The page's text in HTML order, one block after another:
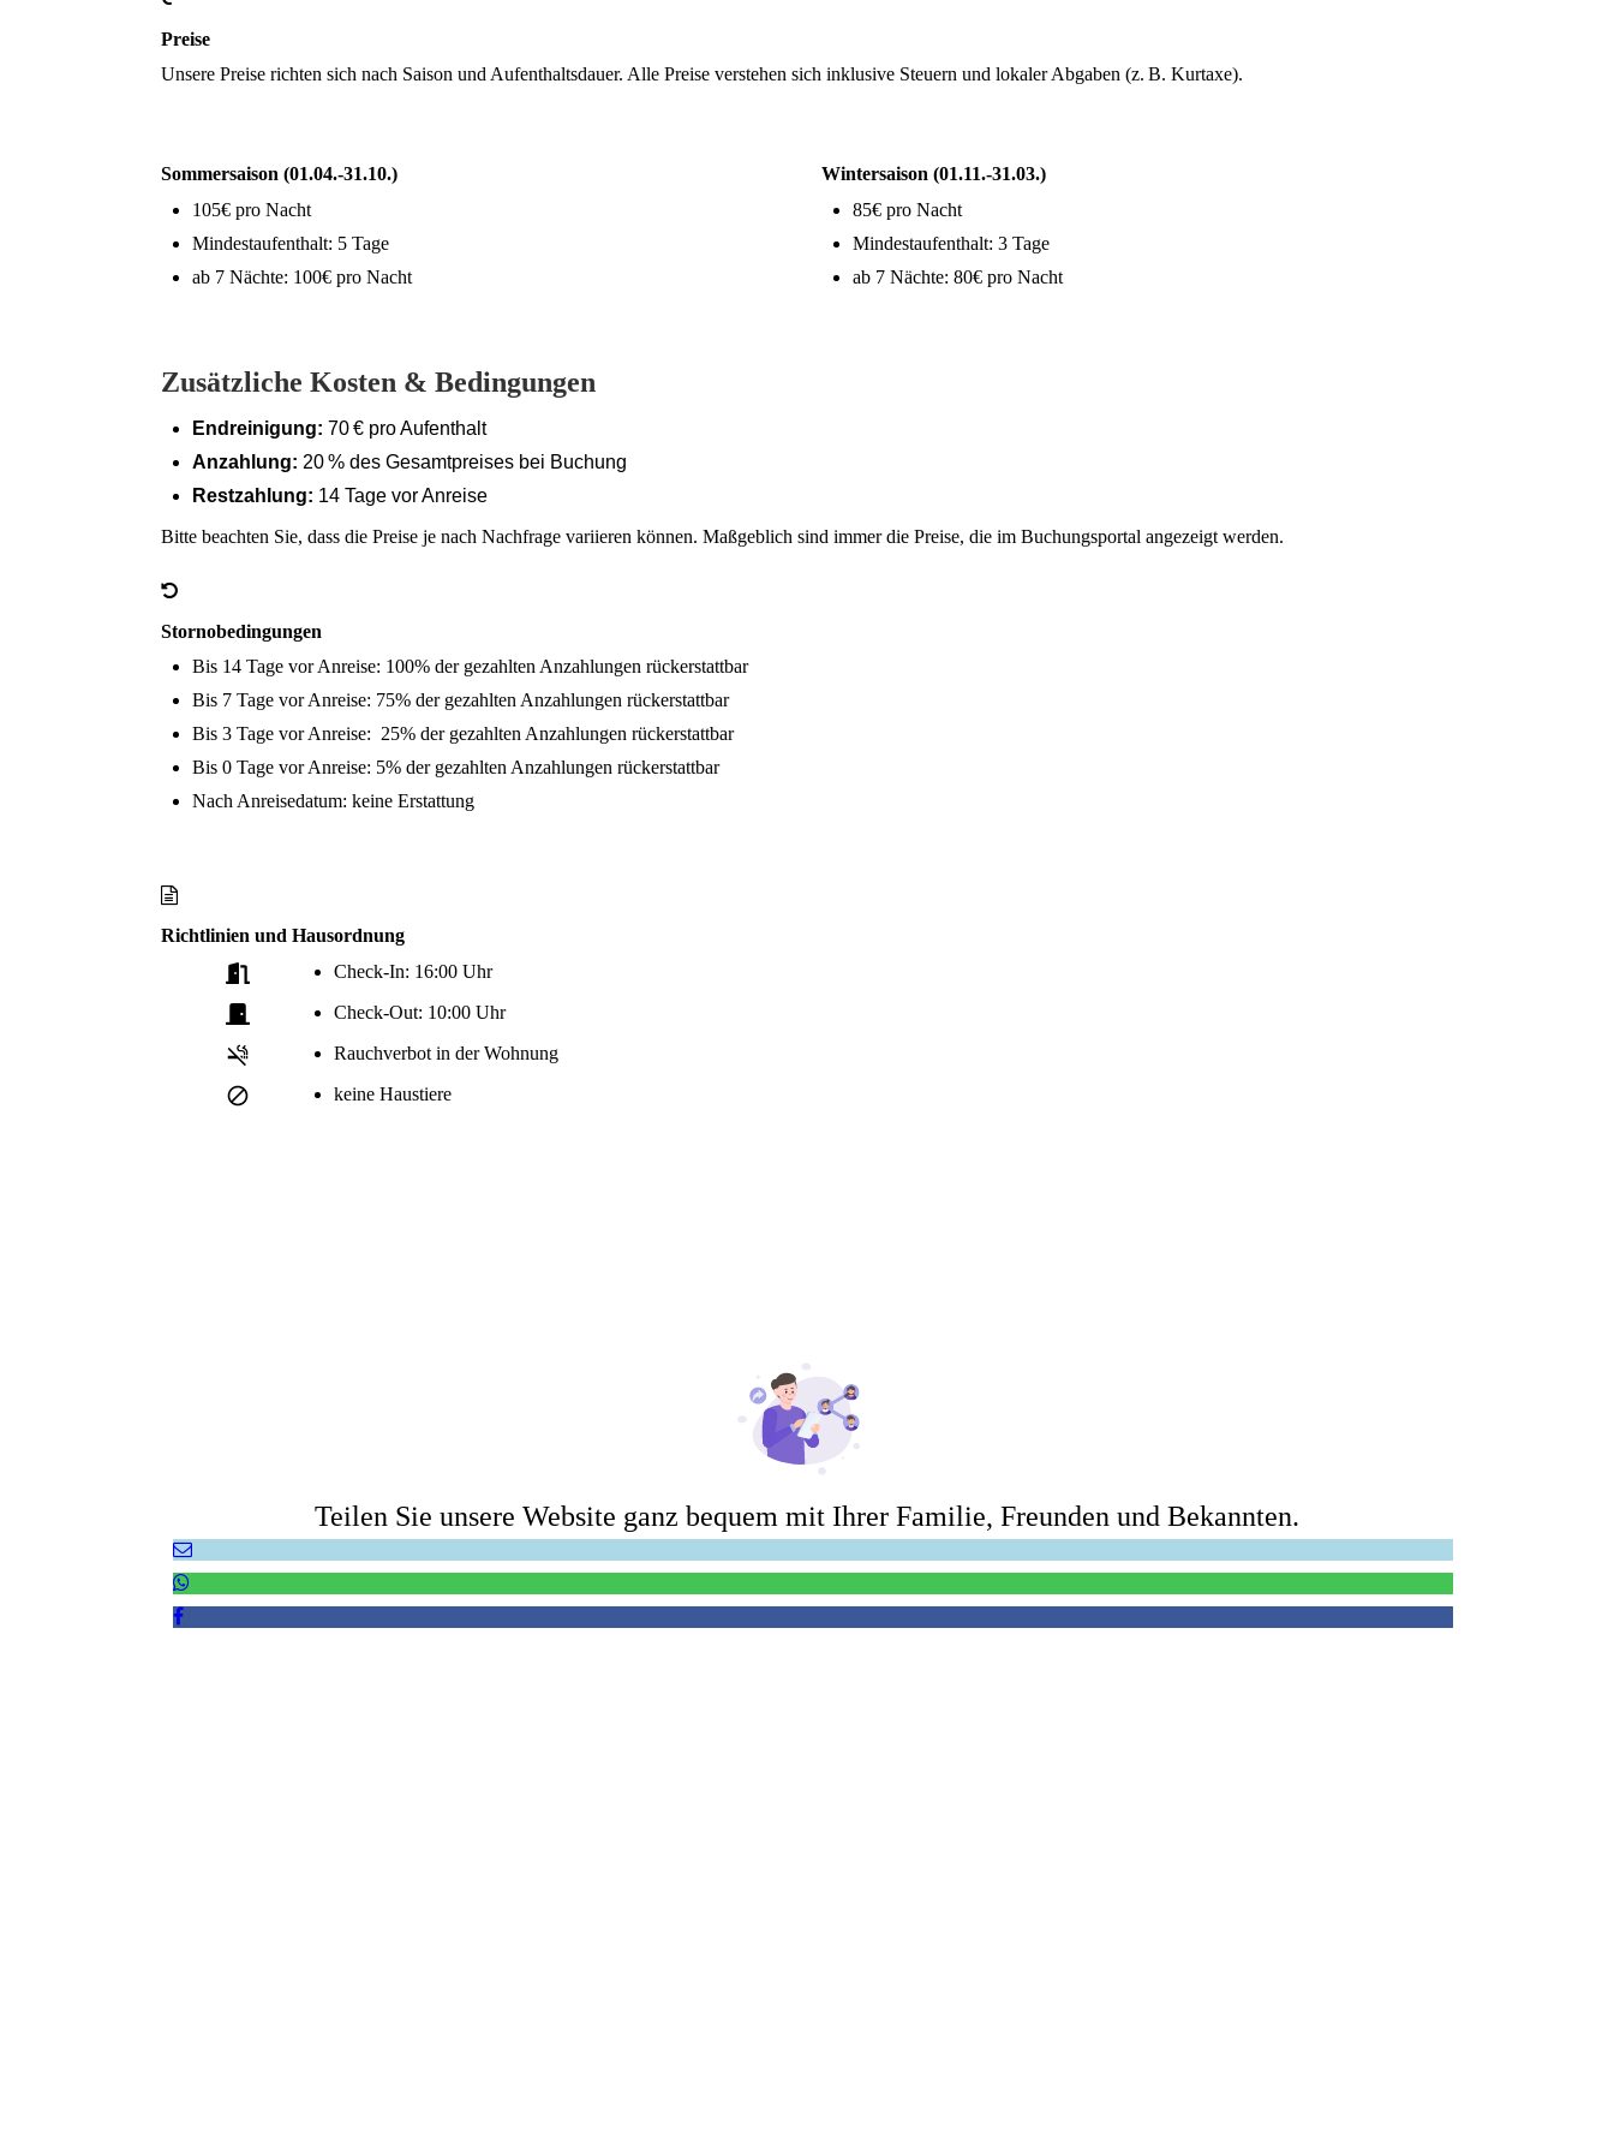
Preise
Unsere Preise richten sich nach Saison und Aufenthaltsdauer. Alle Preise verstehen sich inklusive Steuern und lokaler Abgaben (z. B. Kurtaxe).
Sommersaison (01.04.-31.10.)
105€ pro Nacht
Mindestaufenthalt: 5 Tage
ab 7 Nächte: 100€ pro Nacht
Wintersaison (01.11.-31.03.)
85€ pro Nacht
Mindestaufenthalt: 3 Tage
ab 7 Nächte: 80€ pro Nacht
Zusätzliche Kosten & Bedingungen
Endreinigung: 70 € pro Aufenthalt
Anzahlung: 20 % des Gesamtpreises bei Buchung
Restzahlung: 14 Tage vor Anreise
Bitte beachten Sie, dass die Preise je nach Nachfrage variieren können. Maßgeblich sind immer die Preise, die im Buchungsportal angezeigt werden.
Stornobedingungen
Bis 14 Tage vor Anreise: 100% der gezahlten Anzahlungen rückerstattbar
Bis 7 Tage vor Anreise: 75% der gezahlten Anzahlungen rückerstattbar
Bis 3 Tage vor Anreise: 25% der gezahlten Anzahlungen rückerstattbar
Bis 0 Tage vor Anreise: 5% der gezahlten Anzahlungen rückerstattbar
Nach Anreisedatum: keine Erstattung
Richtlinien und Hausordnung
Check-In: 16:00 Uhr
Check-Out: 10:00 Uhr
Rauchverbot in der Wohnung
keine Haustiere
Teilen Sie unsere Website ganz bequem mit Ihrer Familie, Freunden und Bekannten.